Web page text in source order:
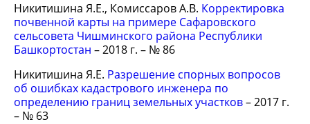
Никитишина Я.Е., Комиссаров А.В. Корректировка
почвенной карты на примере Сафаровского
сельсовета Чишминского района Республики
Башкортостан – 2018 г. – № 86
Никитишина Я.Е. Разрешение спорных вопросов
об ошибках кадастрового инженера по
определению границ земельных участков– 2017 г.
– № 63